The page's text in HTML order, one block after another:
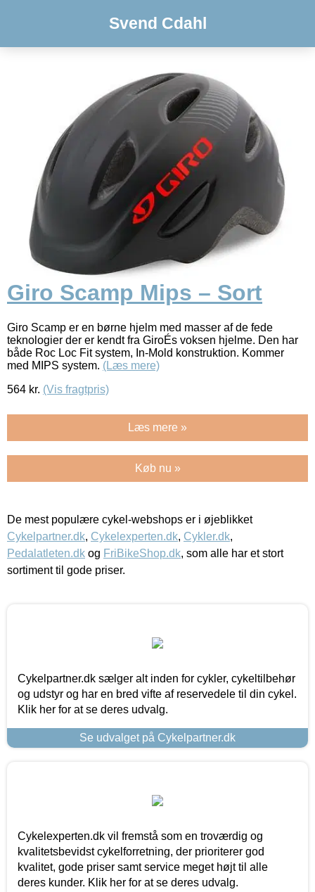
Svend Cdahl
Giro Scamp Mips – Sort
Giro Scamp er en børne hjelm med masser af de fede
teknologier der er kendt fra GiroÉs voksen hjelme. Den har
både Roc Loc Fit system, In-Mold konstruktion. Kommer
med MIPS system. (Læs mere)
564 kr. (Vis fragtpris)
Læs mere »
Køb nu »
De mest populære cykel-webshops er i øjeblikket
Cykelpartner.dk, Cykelexperten.dk, Cykler.dk,
Pedalatleten.dk og FriBikeShop.dk, som alle har et stort
sortiment til gode priser.
Cykelpartner.dk sælger alt inden for cykler, cykeltilbehør
og udstyr og har en bred vifte af reservedele til din cykel.
Klik her for at se deres udvalg.
Se udvalget på Cykelpartner.dk
Cykelexperten.dk vil fremstå som en troværdig og
kvalitetsbevidst cykelforretning, der prioriterer god
kvalitet, gode priser samt service meget højt til alle
deres kunder. Klik her for at se deres udvalg.